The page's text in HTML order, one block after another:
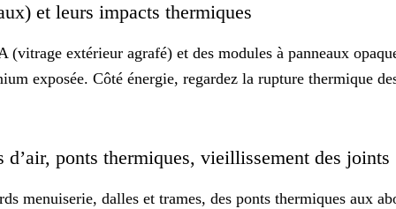
et leurs impacts thermiques
extérieur agrafé) et des modules à panneaux
exposée. Côté énergie, regardez la rupture thermique
ponts thermiques, vieillissement des joints
menuiserie, dalles et trames, des ponts thermiques aux